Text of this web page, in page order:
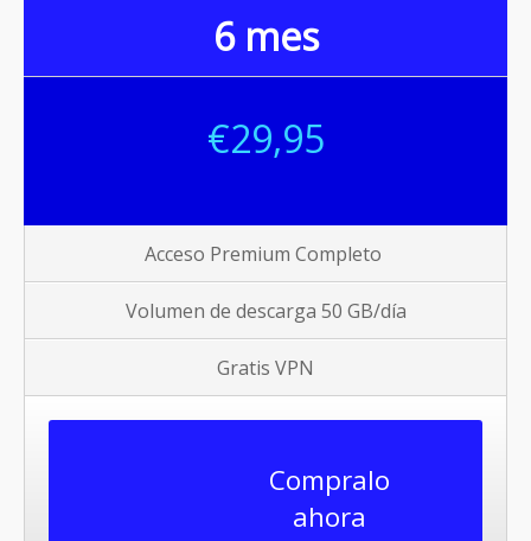
6 mes
€29,95
Acceso Premium Completo
Volumen de descarga 50 GB/día
Gratis VPN
Compralo
ahora